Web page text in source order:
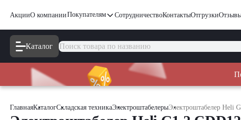
АкцииО компанииПокупателям СотрудничествоКонтактыОтгрузки
Каталог
ГлавнаяКаталогСкладская техникаЭлектроштабелерыЭлектроштабелер Heli